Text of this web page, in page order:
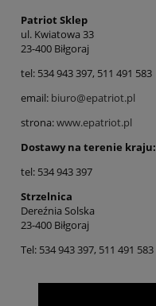
Patriot Sklep
ul. Kwiatowa 33
23-400 Biłgoraj
tel: 534 943 397, 511 491 583
email: biuro@epatriot.pl
strona:www.epatriot.pl
Dostawy na terenie kraju:
tel: 534 943 397
Strzelnica
Dereźnia Solska
23-400 Biłgoraj
Tel: 534 943 397, 511 491 583